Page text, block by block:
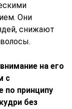
Они
снижают
на его
с
по принципу
без